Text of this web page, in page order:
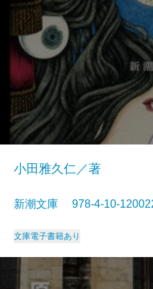
小田雅久仁／著
新潮文庫 978-4-10-
文庫電子書籍あり